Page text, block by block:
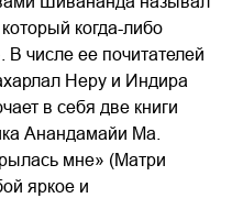
когда-либо
числе ее почитателей
Неру и Индира
в себя две книги
Анандамайи Ма.
мне» (Матри
яркое и